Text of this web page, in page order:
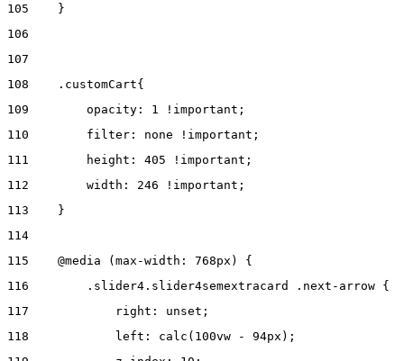
105
    }
106
107
108
    .customCart{
109
        opacity: 1 !important;
110
        filter: none !important;
111
        height: 405 !important;
112
        width: 246 !important;
113
    }
114
115
    @media (max-width: 768px) {
116
        .slider4.slider4semextracard .next-arrow {
117
            right: unset;
118
            left: calc(100vw - 94px);